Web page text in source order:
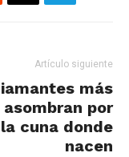
Artículo siguiente
más
por
la cuna donde
nacen